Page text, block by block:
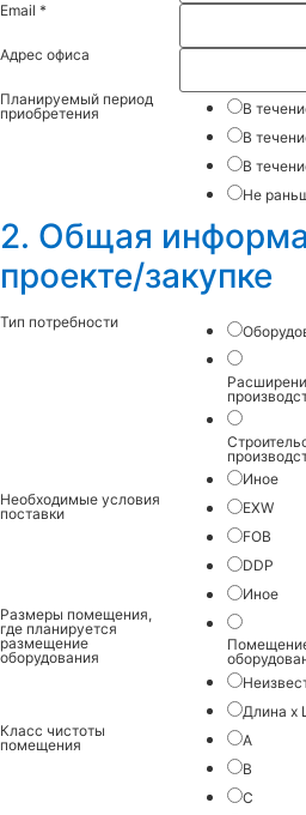
Email *
Адрес офиса
Планируемый период
приобретения
В
В
В
Не
2. Общая
проекте/закупке
Тип потребности
Иное
Необходимые условия
поставки
EXW
FOB
DDP
Иное
Размеры помещения,
где планируется
размещение
оборудования
Длина х
Класс чистоты
помещения
A
B
C